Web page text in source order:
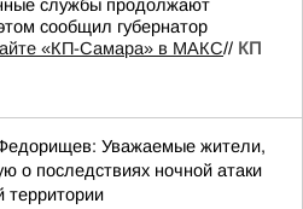
службы продолжают
сообщил губернатор
«КП-Самара» в МАКС// КП
Уважаемые жители,
о последствиях ночной атаки